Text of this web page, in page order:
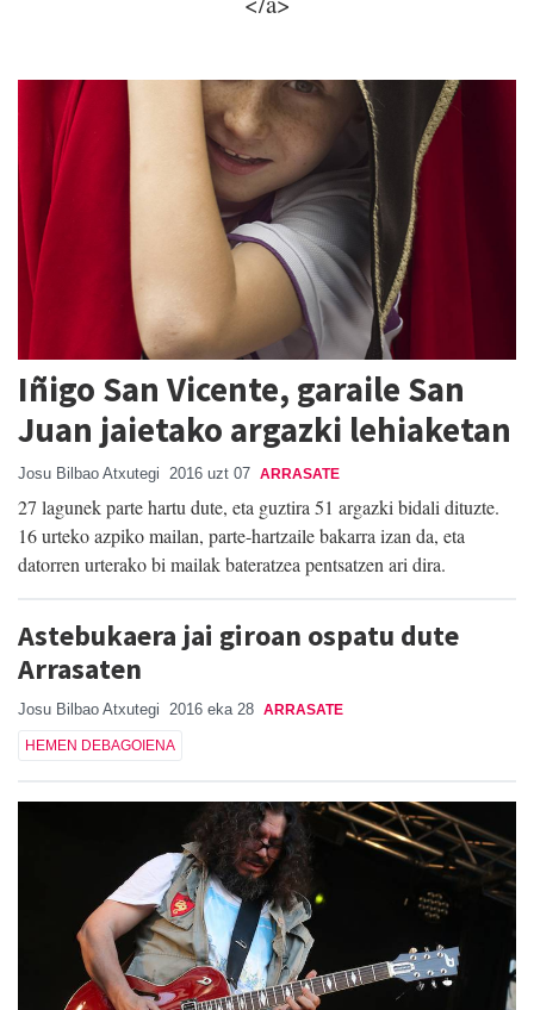
Iñigo San Vicente, garaile San
Juan jaietako argazki lehiaketan
Josu Bilbao Atxutegi 2016 uzt 07 ARRASATE
27 lagunek parte hartu dute, eta guztira 51 argazki bidali dituzte.
16 urteko azpiko mailan, parte-hartzaile bakarra izan da, eta
datorren urterako bi mailak bateratzea pentsatzen ari dira.
Astebukaera jai giroan ospatu dute
Arrasaten
Josu Bilbao Atxutegi 2016 eka 28 ARRASATE
HEMEN DEBAGOIENA